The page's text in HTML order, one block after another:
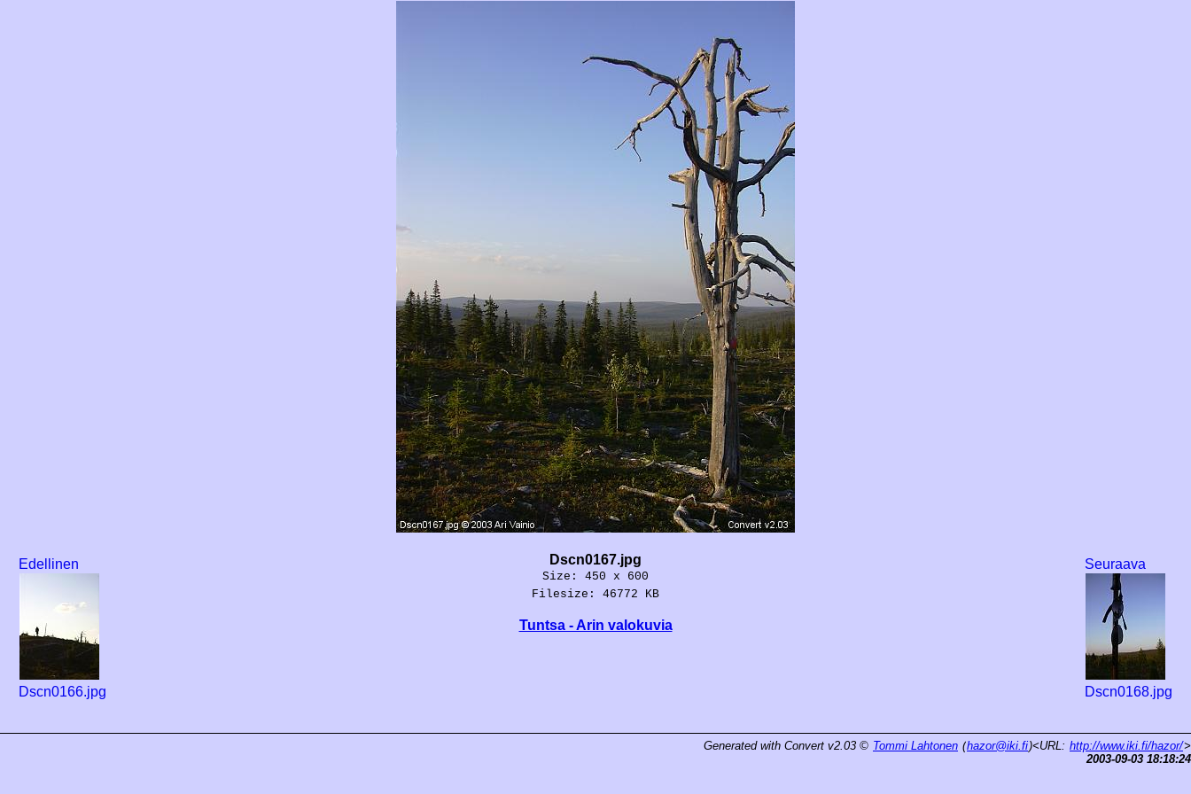
Edellinen
Dscn0166.jpg
Seuraava
Dscn0168.jpg
Dscn0167.jpg
Size: 450 x 600
Filesize: 46772 KB
Tuntsa - Arin valokuvia
Generated with Convert v2.03 © Tommi Lahtonen (hazor@iki.fi)<URL: http://www.iki.fi/hazor/>
2003-09-03 18:18:24